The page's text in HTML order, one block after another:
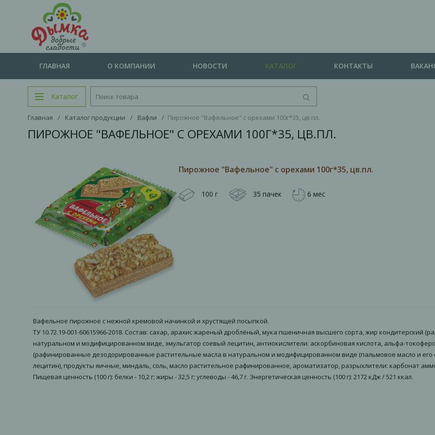
ГЛАВНАЯ О КОМПАНИИ НОВОСТИ КАТАЛОГ КОНТАКТЫ
Каталог
Главная / Каталог продукции / Вафли / Пирожное "Вафельное" с орехами 100г*35, цв.пл.
ПИРОЖНОЕ "ВАФЕЛЬНОЕ" С ОРЕХАМИ 100Г*35, ЦВ.ПЛ.
Пирожное "Вафельное" с орехами 100г*35, цв.пл.
100 г 35 пачек 6 мес
Вафельное пирожное с нежной кремовой начинкой и хрустящей посыпкой.
ТУ 10.72.19-001-60615966-2018. Состав: сахар, арахис жареный дроблёный, мука пшеничная высшего сорта, жир кондитерский
натуральном и модифицированном виде, эмульгатор соевый лецитин, антиокислители: аскорбиновая кислота, альфа-
(рафинированные дезодорированные растительные масла в натуральном и модифицированном виде (пальмовое масло и его
лецитин), продукты яичные, миндаль, соль, масло растительное рафинированное, ароматизатор, разрыхлители: карбонат
Пищевая ценность (100 г): белки - 10,2 г; жиры - 32,5 г; углеводы - 46,7 г. Энергетическая ценность (100 г): 2172 кДж / 521 ккал.